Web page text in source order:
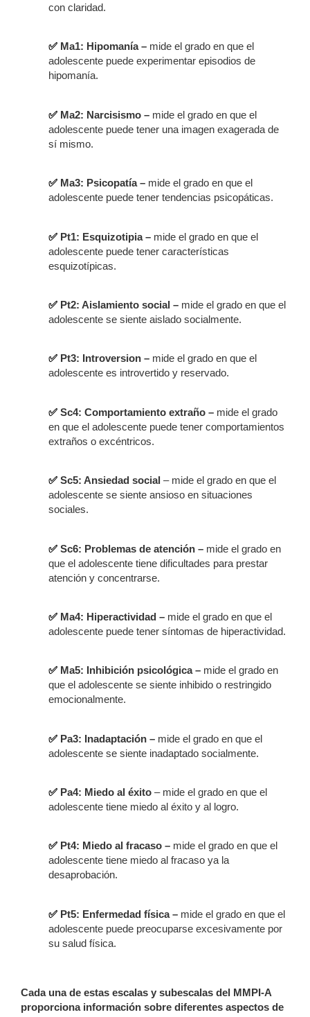
con claridad.
✅ Ma1: Hipomanía – mide el grado en que el
adolescente puede experimentar episodios de
hipomanía.
✅ Ma2: Narcisismo – mide el grado en que el
adolescente puede tener una imagen exagerada de
sí mismo.
✅ Ma3: Psicopatía – mide el grado en que el
adolescente puede tener tendencias psicopáticas.
✅ Pt1: Esquizotipia – mide el grado en que el
adolescente puede tener características
esquizotípicas.
✅ Pt2: Aislamiento social – mide el grado en que el
adolescente se siente aislado socialmente.
✅ Pt3: Introversion – mide el grado en que el
adolescente es introvertido y reservado.
✅ Sc4: Comportamiento extraño – mide el grado
en que el adolescente puede tener comportamientos
extraños o excéntricos.
✅ Sc5: Ansiedad social – mide el grado en que el
adolescente se siente ansioso en situaciones
sociales.
✅ Sc6: Problemas de atención – mide el grado en
que el adolescente tiene dificultades para prestar
atención y concentrarse.
✅ Ma4: Hiperactividad – mide el grado en que el
adolescente puede tener síntomas de hiperactividad.
✅ Ma5: Inhibición psicológica – mide el grado en
que el adolescente se siente inhibido o restringido
emocionalmente.
✅ Pa3: Inadaptación – mide el grado en que el
adolescente se siente inadaptado socialmente.
✅ Pa4: Miedo al éxito – mide el grado en que el
adolescente tiene miedo al éxito y al logro.
✅ Pt4: Miedo al fracaso – mide el grado en que el
adolescente tiene miedo al fracaso ya la
desaprobación.
✅ Pt5: Enfermedad física – mide el grado en que el
adolescente puede preocuparse excesivamente por
su salud física.
Cada una de estas escalas y subescalas del MMPI-A
proporciona información sobre diferentes aspectos de